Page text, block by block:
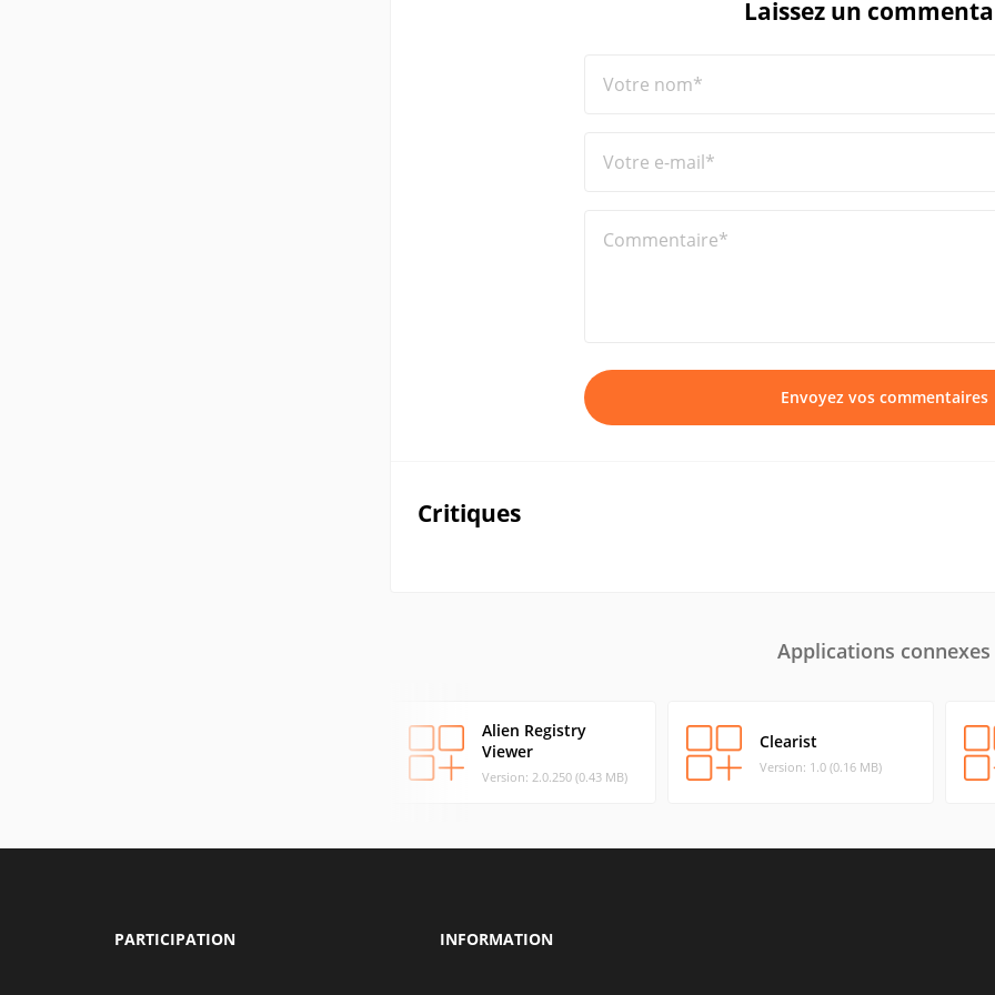
Laissez un
Votre nom*
Votre e-mail*
Commentaire*
Envoyez vos commentaires
Critiques
Applications connexes
Alien Registry
Viewer
Version: 2.0.250 (0.43 MB)
Clearist
Version: 1.0 (0.16 MB)
PARTICIPATION INFORMATION